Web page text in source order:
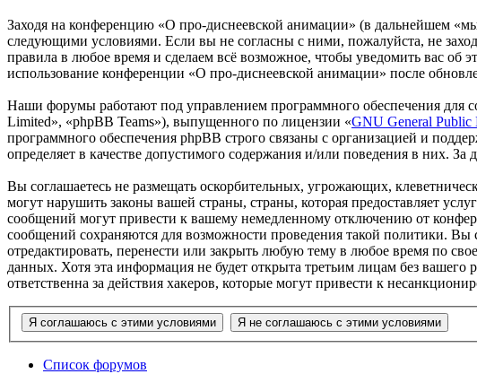
Заходя на конференцию «О про-диснеевской анимации» (в дальнейшем
следующими условиями. Если вы не согласны с ними, пожалуйста, не
правила в любое время и сделаем всё возможное, чтобы уведомить вас об
использование конференции «О про-диснеевской анимации» после
Наши форумы работают под управлением программного обеспечения для
Limited», «phpBB Teams»), выпущенного по лицензии «GNU General Public
программного обеспечения phpBB строго связаны с организацией и
определяет в качестве допустимого содержания и/или поведения в них.
Вы соглашаетесь не размещать оскорбительных, угрожающих,
могут нарушить законы вашей страны, страны, которая предоставляет
сообщений могут привести к вашему немедленному отключению от
сообщений сохраняются для возможности проведения такой политики.
отредактировать, перенести или закрыть любую тему в любое время по
данных. Хотя эта информация не будет открыта третьим лицам без
ответственна за действия хакеров, которые могут привести к
Список форумов